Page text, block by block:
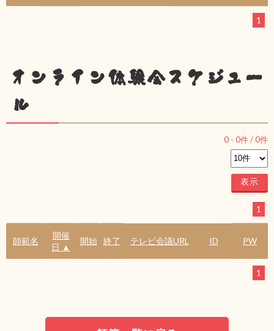
1
オンライン体験会スケジュー
ル
0 - 0件 /0件
1
師範名
開催
日 ▲
開始 終了 テレビ会議URL ID PW
1